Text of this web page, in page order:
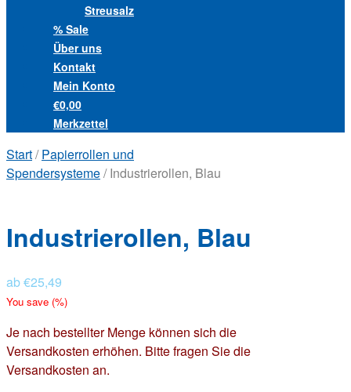
Streusalz
% Sale
Über uns
Kontakt
Mein Konto
€0,00
Merkzettel
Start/Papierrollen und
Spendersysteme/ Industrierollen, Blau
Industrierollen, Blau
ab€25,49
You save (%)
Je nach bestellter Menge können sich die
Versandkosten erhöhen. Bitte fragen Sie die
Versandkosten an.